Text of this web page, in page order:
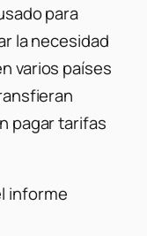
para
la necesidad
varios países
pagar tarifas
informe